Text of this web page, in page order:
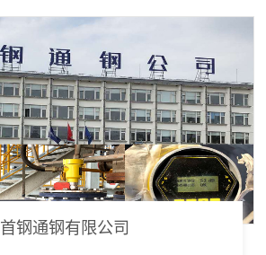
首钢通钢有限公司